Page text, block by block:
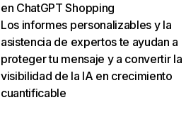
en ChatGPT Shopping
Los informes personalizables y la
asistencia de expertos te ayudan a
proteger tu mensaje y a convertir la
visibilidad de la IA en crecimiento
cuantificable